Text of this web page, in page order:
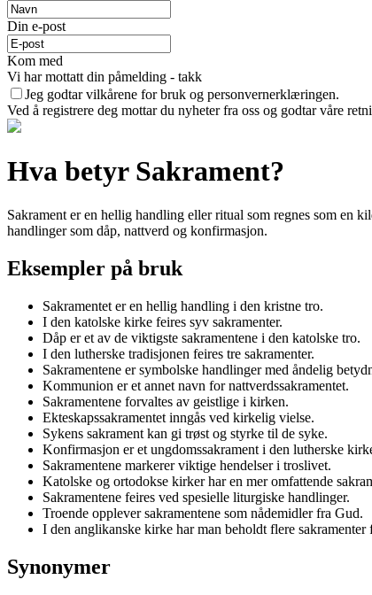
Din e-post
Kom med
Vi har mottatt din påmelding - takk
Jeg godtar vilkårene for bruk og personvernerklæringen.
Ved å registrere deg mottar du nyheter fra oss og godtar våre
Hva betyr Sakrament?
Sakrament er en hellig handling eller ritual som regnes som en
handlinger som dåp, nattverd og konfirmasjon.
Eksempler på bruk
Sakramentet er en hellig handling i den kristne tro.
I den katolske kirke feires syv sakramenter.
Dåp er et av de viktigste sakramentene i den katolske tro.
I den lutherske tradisjonen feires tre sakramenter.
Sakramentene er symbolske handlinger med åndelig
Kommunion er et annet navn for nattverdssakramentet.
Sakramentene forvaltes av geistlige i kirken.
Ekteskapssakramentet inngås ved kirkelig vielse.
Sykens sakrament kan gi trøst og styrke til de syke.
Konfirmasjon er et ungdomssakrament i den lutherske
Sakramentene markerer viktige hendelser i troslivet.
Katolske og ortodokse kirker har en mer omfattende
Sakramentene feires ved spesielle liturgiske handlinger.
Troende opplever sakramentene som nådemidler fra Gud.
I den anglikanske kirke har man beholdt flere sakramenter
Synonymer